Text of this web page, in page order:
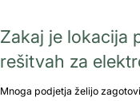
Zakaj je lokacija
rešitvah za
Mnoga podjetja želijo